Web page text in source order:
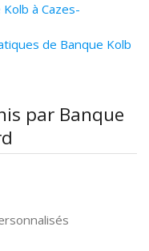
à Cazes-
de Banque Kolb
par Banque